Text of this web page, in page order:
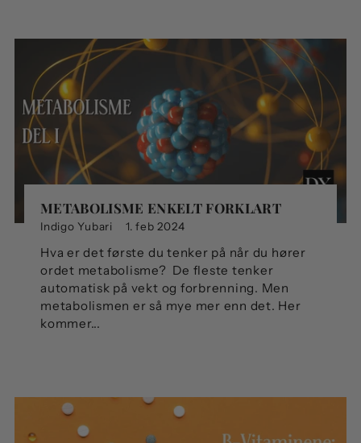
METABOLISME ENKELT FORKLART
Indigo Yubari 1. feb 2024
Hva er det første du tenker på når du hører
ordet metabolisme? De fleste tenker
automatisk på vekt og forbrenning. Men
metabolismen er så mye mer enn det. Her
kommer...